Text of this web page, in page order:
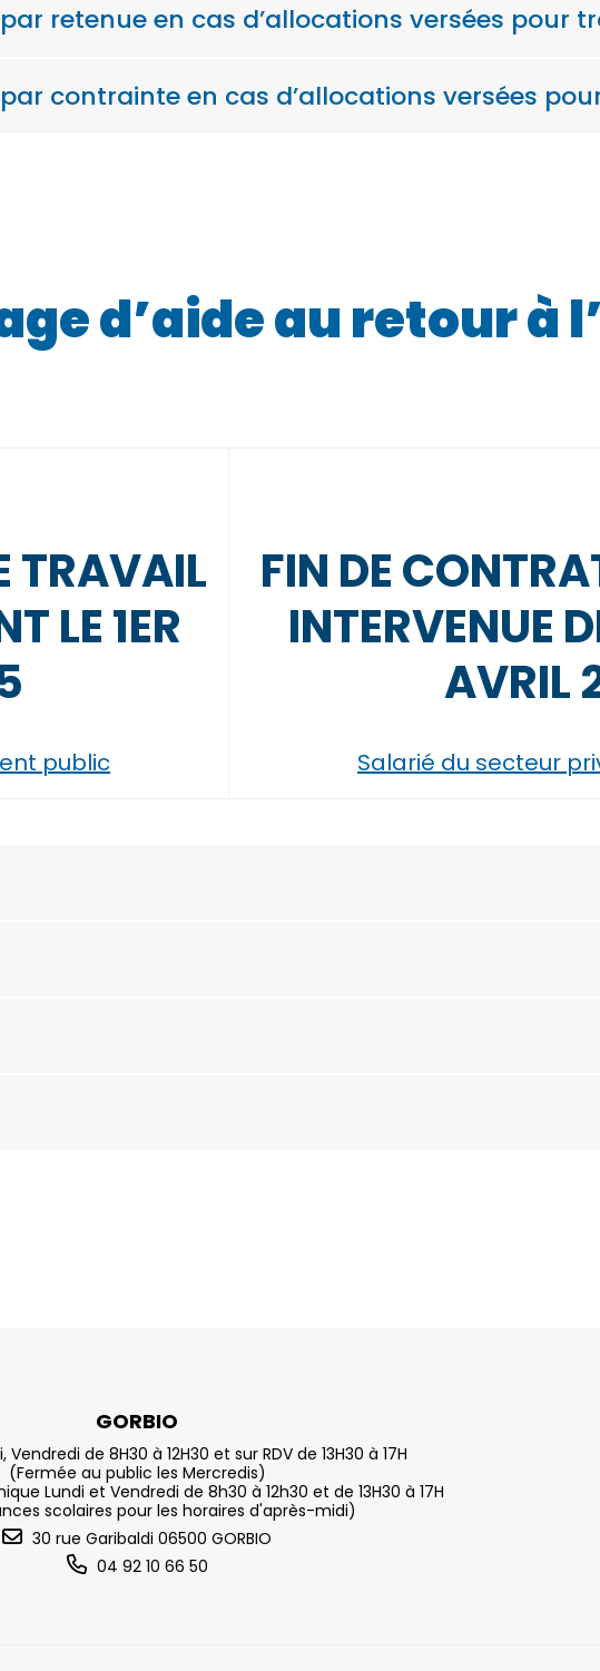
retenue en cas d’allocations versées pour
contrainte en cas d’allocations versées
d’aide au retour à
TRAVAIL
LE 1ER
public
FIN DE
INTERVENUE
AVRIL
Salarié du secteur
GORBIO
Vendredi de 8H30 à 12H30 et sur RDV de 13H30 à 17H
(Fermée au public les Mercredis)
Lundi et Vendredi de 8h30 à 12h30 et de 13H30 à 17H
scolaires pour les horaires d'après-midi)
30 rue Garibaldi 06500 GORBIO
04 92 10 66 50